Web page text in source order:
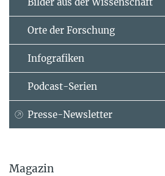
Orte der Forschung
Infografiken
Podcast-Serien
Presse-Newsletter
Magazin